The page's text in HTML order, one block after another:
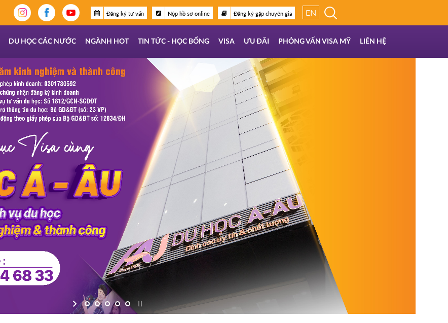
Đăng ký tư vấn Nộp hồ sơ online Đăng ký gặp chuyên gia EN
DU HỌC CÁC NƯỚC NGÀNH HOT TIN TỨC - HỌC BỔNG VISA ƯU ĐÃI PHỎNG VẤN VISA MỸ LIÊN HỆ